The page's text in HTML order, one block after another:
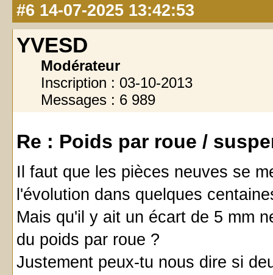
#6 14-07-2025 13:42:53
YVESD
Modérateur
Inscription : 03-10-2013
Messages : 6 989
Re : Poids par roue /
Il faut que les pièces neuves se
l'évolution dans quelques
Mais qu'il y ait un écart de 5 mm
du poids par roue ?
Justement peux-tu nous dire si